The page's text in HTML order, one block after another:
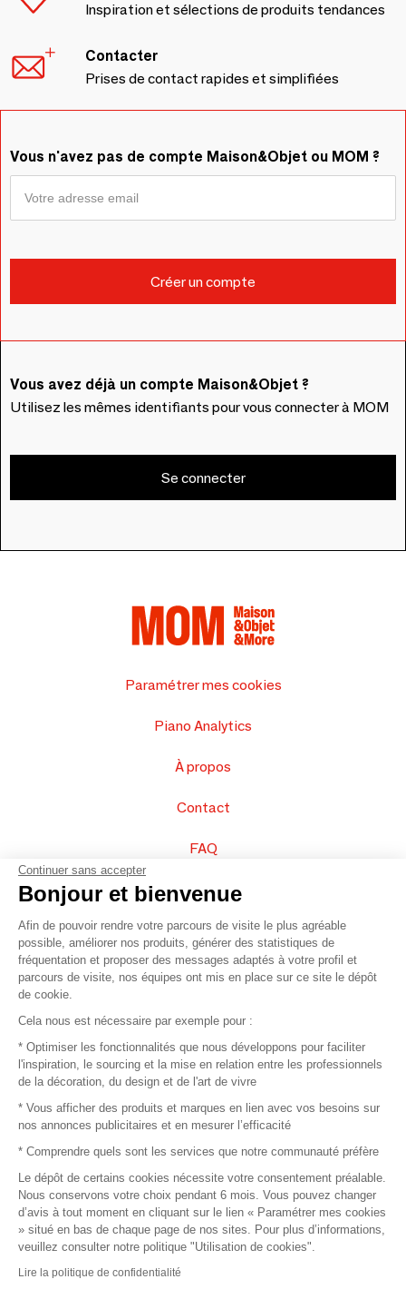
Inspiration et sélections de produits tendances
Contacter
Prises de contact rapides et simplifiées
Vous n'avez pas de compte Maison&Objet ou MOM ?
Vous avez déjà un compte Maison&Objet ?
Utilisez les mêmes identifiants pour vous connecter à MOM
Se connecter
Paramétrer mes cookies
Piano Analytics
À propos
Contact
FAQ
Vendez vos produits
Plan du site
© 2016 –Organisation SAFI
Recrutement
Mentions légales
Conditions commerciales
Continuer sans accepter
Bonjour et bienvenue
Afin de pouvoir rendre votre parcours de visite le plus agréable
possible, améliorer nos produits, générer des statistiques de
fréquentation et proposer des messages adaptés à votre profil et
parcours de visite, nos équipes ont mis en place sur ce site le dépôt
de cookie.
Cela nous est nécessaire par exemple pour :
* Optimiser les fonctionnalités que nous développons pour faciliter
l'inspiration, le sourcing et la mise en relation entre les professionnels
de la décoration, du design et de l'art de vivre
* Vous afficher des produits et marques en lien avec vos besoins sur
nos annonces publicitaires et en mesurer l’efficacité
* Comprendre quels sont les services que notre communauté préfère
Le dépôt de certains cookies nécessite votre consentement préalable.
Nous conservons votre choix pendant 6 mois. Vous pouvez changer
d’avis à tout moment en cliquant sur le lien « Paramétrer mes cookies
» situé en bas de chaque page de nos sites. Pour plus d’informations,
veuillez consulter notre politique "Utilisation de cookies".
Lire la politique de confidentialité